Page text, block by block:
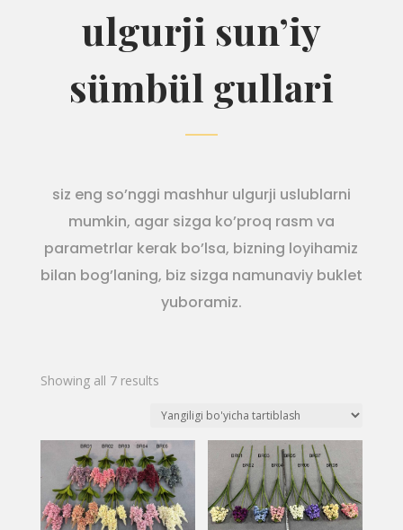
ulgurji sun’iy
sümbül gullari
siz eng so’nggi mashhur ulgurji uslublarni
mumkin, agar sizga ko’proq rasm va
parametrlar kerak bo’lsa, bizning loyihamiz
bilan bog’laning, biz sizga namunaviy buklet
yuboramiz.
Showing all 7 resultsSorted
latest